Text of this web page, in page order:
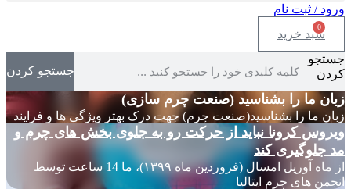
ورود / ثبت نام
0
سبد خرید
جستجو
کردن
جستجو کردن
زبان ما را بشناسید (صنعت چرم سازی)
زبان ما را بشناسید(صنعت چرم) جهت درک بهتر ویژگی ها و فرایند
ویروس کرونا نباید از حرکت رو به جلوی بخش های چرم و
مد جلوگیری کند
از ماه آوریل امسال (فروردین ماه ۱۳۹۹)، ما 14 ساعت توسط
انجمن های چرم ایتالیا